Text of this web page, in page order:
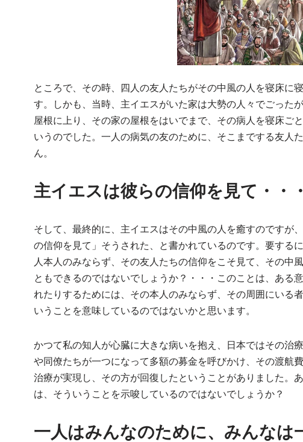
ところで、その時、四人の友人たちがその中風の人を寝床に
す。しかも、当時、主イエスがいた家は大勢の人々でごった
屋根に上り、その家の屋根をはいでまで、その病人を寝床ご
いうのでした。一人の病気の友のために、そこまでする友人
ん。
主イエスは彼らの信仰を見て・・・
そして、最終的に、主イエスはその中風の人を癒すのですが
の信仰を見て」そうされた、と書かれているのです。要する
人本人のみならず、その友人たちの信仰をこそ見て、その中
ともできるのではないでしょうか？・・・このことは、ある
れたりするためには、その本人のみならず、その周囲にいる
いうことを意味しているのではないかと思います。
かつて私の知人が心臓に大きな病いを抱え、日本ではその治
や同僚たちが一つになって多額の募金を呼びかけ、その渡航
治療が実現し、その方が回復したということがありました。
は、そういうことを示唆しているのではないでしょうか？
一人はみんなのために、みんなは